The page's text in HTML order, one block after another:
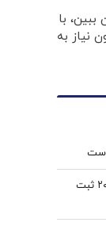
ببین، با
نیاز به
چین دوباره به بازار طلا سیگنال داد/ بزرگ‌ترین خرید از ۲۰۲۳ ثبت